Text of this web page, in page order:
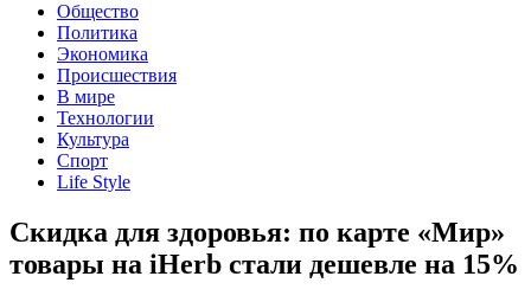
Общество
Политика
Экономика
Происшествия
В мире
Технологии
Культура
Спорт
Life Style
Скидка для здоровья: по карте «Мир»
товары на iHerb стали дешевле на 15%